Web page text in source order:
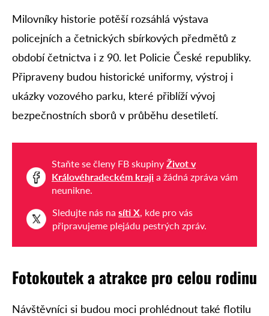
Milovníky historie potěší rozsáhlá výstava
policejních a četnických sbírkových předmětů z
období četnictva i z 90. let Policie České republiky.
Připraveny budou historické uniformy, výstroj i
ukázky vozového parku, které přiblíží vývoj
bezpečnostních sborů v průběhu desetiletí.
Staňte se členy FB skupiny Život v
Královéhradeckém kraji a žádná zpráva vám
neunikne.
Sledujte nás na síti X, kde pro vás
připravujeme plejádu pestrých zpráv.
Fotokoutek a atrakce pro celou rodinu
Návštěvníci si budou moci prohlédnout také flotilu